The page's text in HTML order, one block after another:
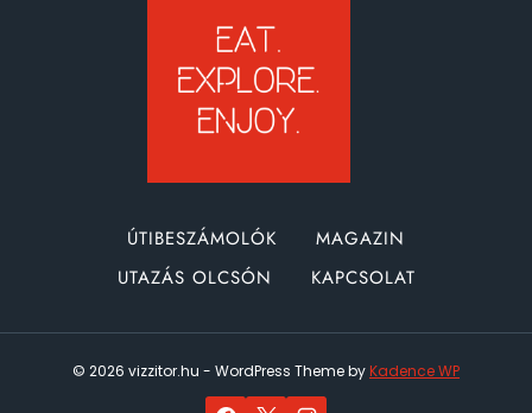
ÚTIBESZÁMOLÓK
MAGAZIN
UTAZÁS OLCSÓN
KAPCSOLAT
© 2026 vizzitor.hu - WordPress Theme byKadence WP